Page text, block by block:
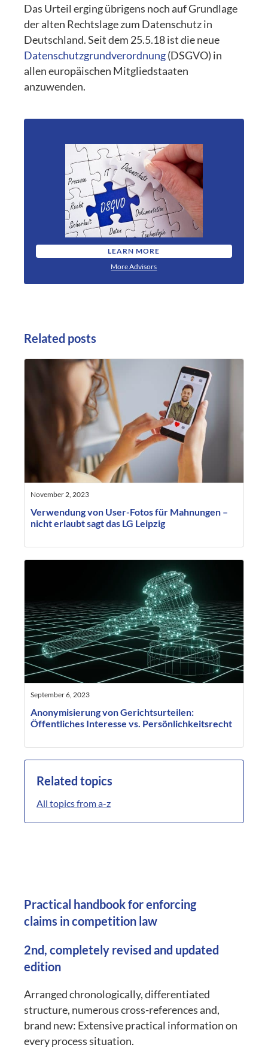
Das Urteil erging übrigens noch auf Grundlage
der alten Rechtslage zum Datenschutz in
Deutschland. Seit dem 25.5.18 ist die neue
Datenschutzgrundverordnung(DSGVO) in
allen europäischen Mitgliedstaaten
anzuwenden.
LEARN MORE
More Advisors
Related posts
November 2, 2023
Verwendung von User-Fotos für Mahnungen –
nicht erlaubt sagt das LG Leipzig
September 6, 2023
Anonymisierung von Gerichtsurteilen:
Öffentliches Interesse vs. Persönlichkeitsrecht
Related topics
All topics from a-z
Practical handbook for enforcing
claims in competition law
2nd, completely revised and updated
edition
Arranged chronologically, differentiated
structure, numerous cross-references and,
brand new: Extensive practical information on
every process situation.